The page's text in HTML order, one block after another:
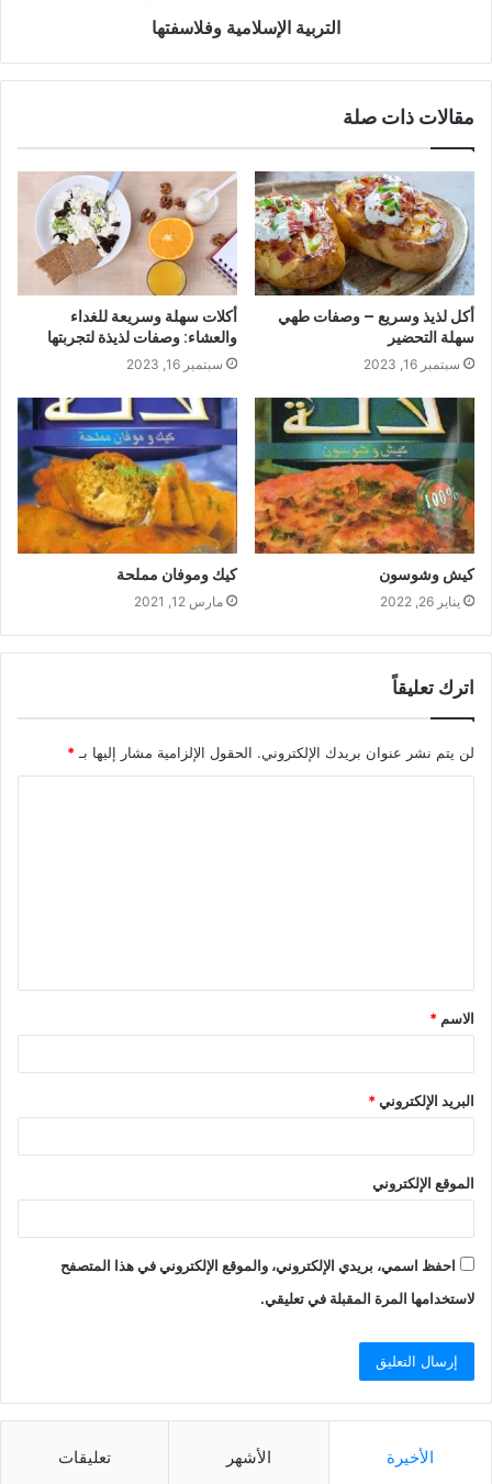
التربية الإسلامية وفلاسفتها
مقالات ذات صلة
أكل لذيذ وسريع – وصفات طهي
سهلة التحضير
سبتمبر 16, 2023
أكلات سهلة وسريعة للغداء
والعشاء: وصفات لذيذة لتجربتها
سبتمبر 16, 2023
كيش وشوسون
يناير 26, 2022
كيك وموفان مملحة
مارس 12, 2021
اترك تعليقاً
لن يتم نشر عنوان بريدك الإلكتروني. الحقول الإلزامية مشار إليها بـ*
الاسم *
البريد الإلكتروني*
الموقع الإلكتروني
احفظ اسمي، بريدي الإلكتروني، والموقع الإلكتروني في هذا المتصفح
لاستخدامها المرة المقبلة في تعليقي.
الأخيرة الأشهر تعليقات